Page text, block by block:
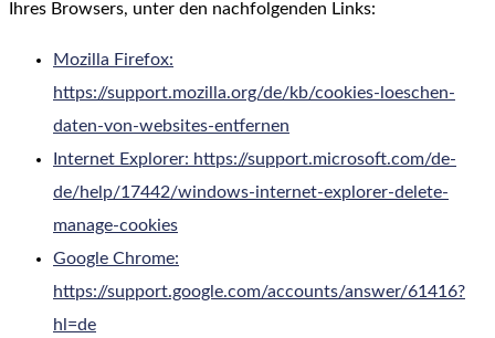
Ihres Browsers, unter den nachfolgenden Links:
Mozilla Firefox:
https://support.mozilla.org/de/kb/cookies-loeschen-
daten-von-websites-entfernen
Internet Explorer: https://support.microsoft.com/de-
de/help/17442/windows-internet-explorer-delete-
manage-cookies
Google Chrome:
https://support.google.com/accounts/answer/61416?
hl=de